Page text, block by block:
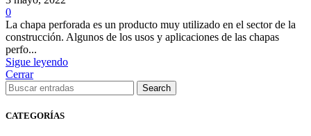
0
La chapa perforada es un producto muy utilizado en el sector de la
construcción. Algunos de los usos y aplicaciones de las chapas
perfo...
Sigue leyendo
Cerrar
Search
CATEGORÍAS